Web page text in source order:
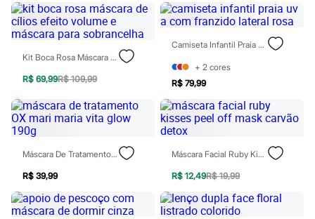
Jeans
Moda esportiva
Shorts e Bermudas
Infantil
Em alta
Arrumadinho para os meninos
Romântico para as meninas
Inverno
Novidades
Roupas menina
0 a 24 meses
1 a 5 anos
4 a 12 anos
10 a 16 anos
Roupas menino
0 a 24 meses
Kit Boca Rosa Máscara De Cílios Efeito Volume E Máscara Para Sobrancelha
R$ 69,99R$ 109,99
Camiseta Infantil Praia Uv A Com Franzido Lateral Rosa
+ 2 cores
R$ 79,99
Máscara De Tratamento OX Mari Maria Vita Glow 190g
R$ 39,99
Máscara Facial Ruby Kisses Peel Off Mask Carvão Detox
R$ 12,49R$ 19,99